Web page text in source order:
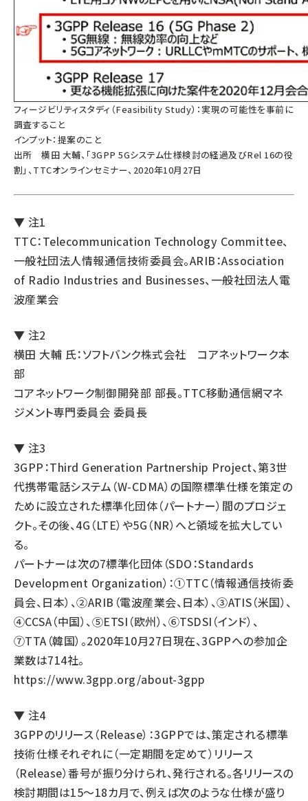
フィージビリティスタディ（Feasibility Study）：実現の可能性を事前に
調査すること
インプット：提案のこと
出所 横田 大輔、「3GPP 5Gシステム仕様検討の経過及びRel 16の役
割」、TTCオンラインセミナー、2020年10月27日
▼ 注1
TTC：Telecommunication Technology Committee、
一般社団法人情報通信技術委員会。ARIB：Association
of Radio Industries and Businesses、一般社団法人電
波産業会
▼ 注2
横田 大輔 氏：ソフトバンク株式会社 コアネットワーク本
部
コアネットワーク制御開発部 部長。TTC移動通信網マネ
ジメント専門委員会 委員長
▼ 注3
3GPP：Third Generation Partnership Project、第3世
代携帯電話システム（W-CDMA）の国際標準仕様を策定の
ために設立された標準化団体（パートナー）間のプロジェ
クト。その後、4G（LTE）や5G（NR）へと領域を拡大してい
る。
パートナーは次の7標準化団体（SDO：Standards
Development Organization）：①TTC（情報通信技術委
員会、日本）、②ARIB（電波産業会、日本）、③ATIS（米国）、
④CCSA（中国）、⑤ETSI（欧州）、⑥TSDSI（インド）、
⑦TTA（韓国）。2020年10月27日現在、3GPPへの参加企
業数は714社。
https://www.3gpp.org/about-3gpp
▼ 注4
3GPPのリリース（Release）：3GPPでは、策定される標準
技術仕様それぞれに（一定期間を定めて）リリース
（Release）番号が振り分けられ、発行される。各リリースの
検討期間は15〜18カ月で、例えば次のような仕様が盛り